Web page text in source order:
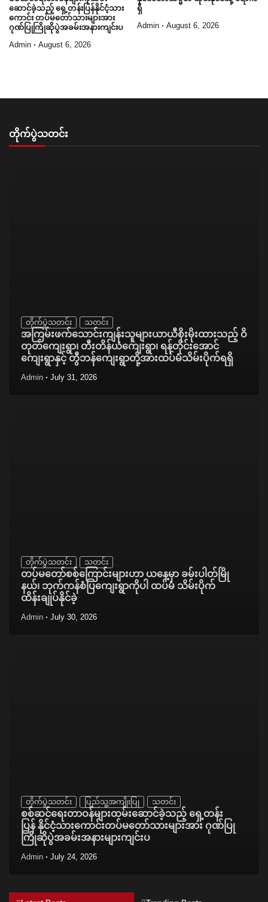
ဆောင်ခဲ့သည့် ရှေ့တန်းပြန်နိုင်ငံ့သား
ကောင်း တပ်မတော်သားများအား
ဂုဏ်ပြုကြိုဆိုပွဲအခမ်းအနားကျင်းပ
Admin August 6, 2026
ရှိ
Admin August 6, 2026
တိုက်ပွဲသတင်း
တိုက်ပွဲသတင်း သတင်း
အကြမ်းဖက်သောင်းကျန်းသူများယာယီစိုးမိုးထားသည့် ဝိ
တုတ်ကျေးရွာ၊ တီးတိန်ယံကျေးရွာ၊ ရန်တိုင်းအောင်
ကျေးရွာနှင့် တွီဘန်ကျေးရွာတို့အားထပ်မံသိမ်းပိုက်ရရှိ
Admin July 31, 2026
တိုက်ပွဲသတင်း သတင်း
တပ်မတော်စစ်ကြောင်းများဟာ ယနေ့မှာ ခမ်းပါတ်မြို
နယ်၊ ဘုက်ကန်စံပြကျေးရွာကိုပါ ထပ်မံ သိမ်းပိုက်
ထိန်းချုပ်နိုင်ခဲ့
Admin July 30, 2026
တိုက်ပွဲသတင်း ပြည်သူ့အကျိုးပြု သတင်း
စစ်ဆင်ရေးတာဝန်များထမ်းဆောင်ခဲ့သည့် ရှေ့တန်း
ပြန် နိုင်ငံ့သားကောင်းတပ်မတော်သားများအား ဂုဏ်ပြု
ကြိုဆိုပွဲအခမ်းအနားများကျင်းပ
Admin July 24, 2026